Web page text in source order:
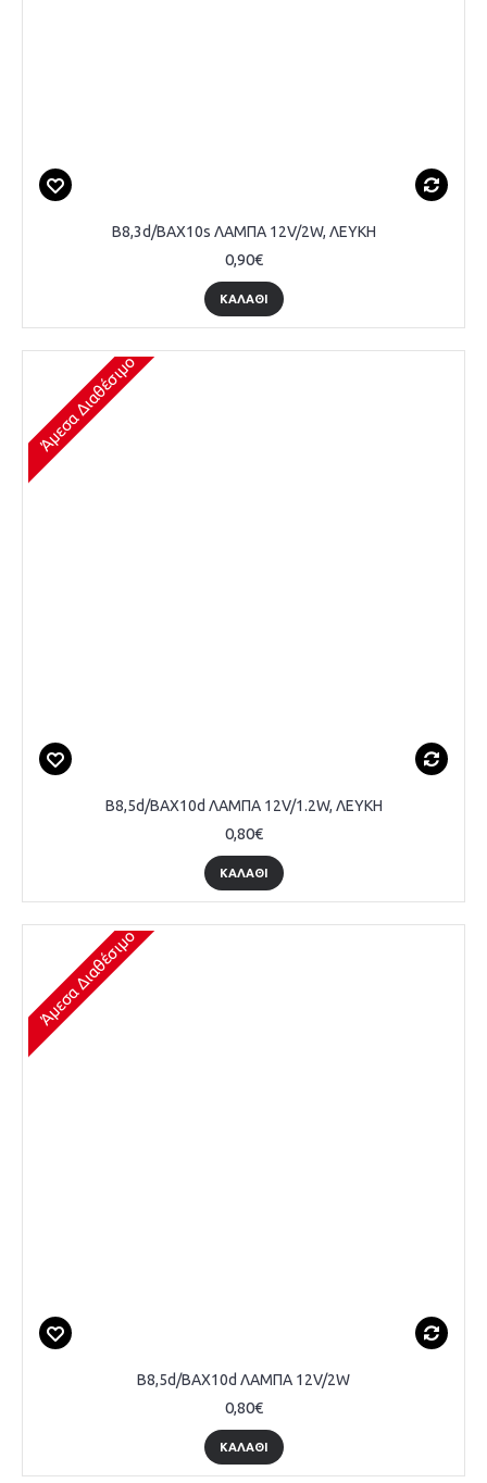
B8,3d/BAX10s ΛΑΜΠΑ 12V/2W, ΛΕΥΚΗ
0,90€
ΚΑΛΆΘΙ
Άμεσα Διαθέσιμο
B8,5d/BAX10d ΛΑΜΠΑ 12V/1.2W, ΛΕΥΚΗ
0,80€
ΚΑΛΆΘΙ
Άμεσα Διαθέσιμο
B8,5d/BAX10d ΛΑΜΠΑ 12V/2W
0,80€
ΚΑΛΆΘΙ